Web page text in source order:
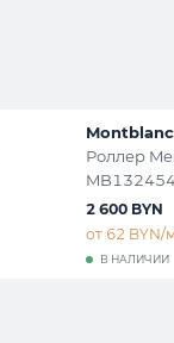
Montblanc
Роллер
В НАЛИЧИИ
2 600 BYN
от 62 BYN/